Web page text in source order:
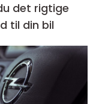
det rigtige
til din bil